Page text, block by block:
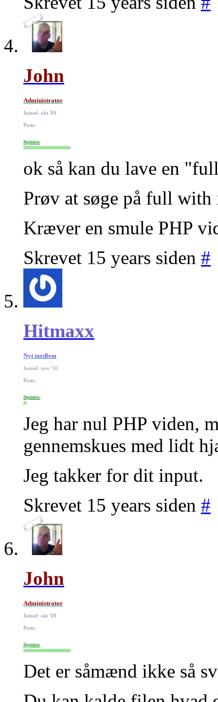
John
Administrator
Joined: okt '09
Posts:
Reputation:
ok så kan du lave en
Prøv at søge på full with
Kræver en smule PHP
Skrevet 15 years siden #
Hitmaxx
Nyt medlem
Joined: nov '10
Posts:
Reputation:
Jeg har nul PHP viden,
gennemskues med lidt
Jeg takker for dit input.
Skrevet 15 years siden #
John
Administrator
Joined: okt '09
Posts:
Reputation:
Det er såmænd ikke så